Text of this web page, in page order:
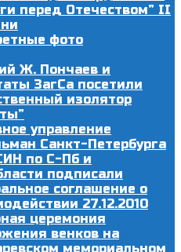
перед Отечеством” II
фото
Ж. Пончаев и
ЗагСа посетили
изолятор
управление
Санкт-Петербурга
по С-Пб и
подписали
соглашение о
27.12.2010
церемония
венков на
мемориальном